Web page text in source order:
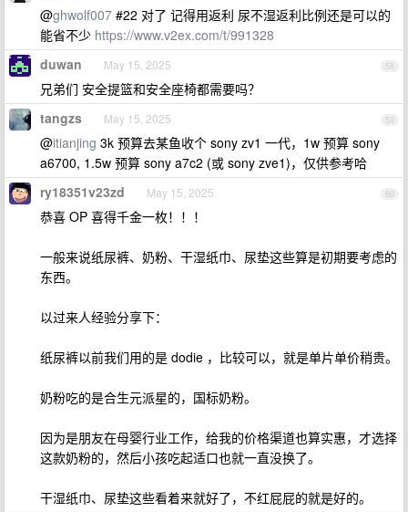
@ghwolf007 #22 对了 记得用返利 尿不湿返利比例还是可以的
能省不少 https://www.v2ex.com/t/991328
58
duwan May 15, 2025
兄弟们 安全提篮和安全座椅都需要吗？
59
tangzs May 15, 2025
@itianjing 3k 预算去某鱼收个 sony zv1 一代，1w 预算 sony
a6700, 1.5w 预算 sony a7c2 (或 sony zve1)，仅供参考哈
60
ry18351v23zd May 15, 2025
恭喜 OP 喜得千金一枚！！！
一般来说纸尿裤、奶粉、干湿纸巾、尿垫这些算是初期要考虑的
东西。
以过来人经验分享下：
纸尿裤以前我们用的是 dodie ，比较可以，就是单片单价稍贵。
奶粉吃的是合生元派星的，国标奶粉。
因为是朋友在母婴行业工作，给我的价格渠道也算实惠，才选择
这款奶粉的，然后小孩吃起适口也就一直没换了。
干湿纸巾、尿垫这些看着来就好了，不红屁屁的就是好的。